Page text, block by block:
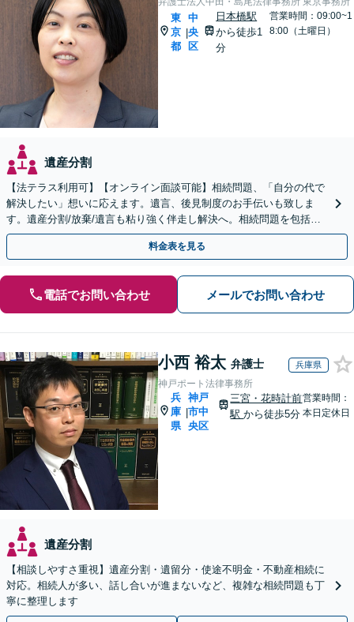
東
京
都
|
中
央
区
日本橋駅
から徒歩1
分
営業時間：09:00~1
8:00（土曜日）
遺産分割
【法テラス利用可】【オンライン面談可能】相続問題、「自分の代で
解決したい」想いに応えます。遺言、後見制度のお手伝いも致しま
す。遺産分割/放棄/遺言も粘り強く伴走し解決へ。相続問題を包括的
にサポート。
料金表を見る
電話でお問い合わせ メールでお問い合わせ
小西 裕太 弁護士 兵庫県
神戸ポート法律事務所
兵
庫
県
|
神戸
市中
央区
三宮・花時計前
駅から徒歩5分
営業時間：
本日定休日
遺産分割
【相談しやすさ重視】遺産分割・遺留分・使途不明金・不動産相続に
対応。相続人が多い、話し合いが進まないなど、複雑な相続問題も丁
寧に整理します